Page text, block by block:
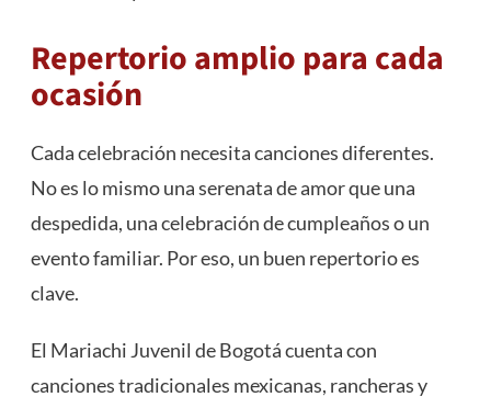
Repertorio amplio para cada
ocasión
Cada celebración necesita canciones diferentes.
No es lo mismo una serenata de amor que una
despedida, una celebración de cumpleaños o un
evento familiar. Por eso, un buen repertorio es
clave.
El Mariachi Juvenil de Bogotá cuenta con
canciones tradicionales mexicanas, rancheras y